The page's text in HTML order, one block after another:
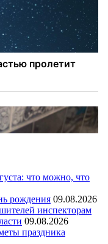
что можно, что
рождения 09.08.2026
инспекторам
09.08.2026
праздника